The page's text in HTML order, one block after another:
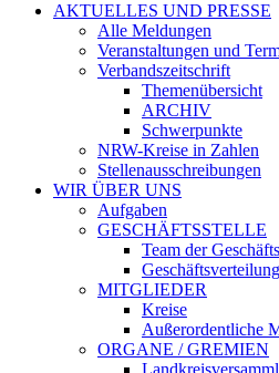
AKTUELLES UND PRESSE
Alle Meldungen
Veranstaltungen und
Verbandszeitschrift
Themenübersicht
ARCHIV
Schwerpunkte
NRW-Kreise in Zahlen
Stellenausschreibungen
WIR ÜBER UNS
Aufgaben
GESCHÄFTSSTELLE
Team der
MITGLIEDER
Kreise
Außerordentliche
ORGANE / GREMIEN